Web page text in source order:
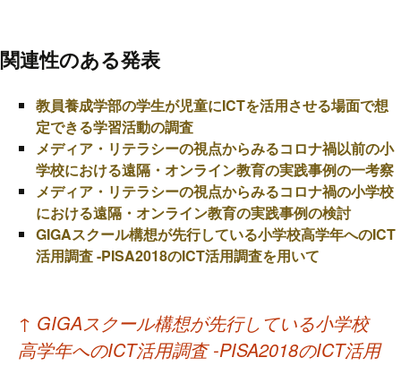
関連性のある発表
教員養成学部の学生が児童にICTを活用させる場面で想
定できる学習活動の調査
メディア・リテラシーの視点からみるコロナ禍以前の小
学校における遠隔・オンライン教育の実践事例の一考察
メディア・リテラシーの視点からみるコロナ禍の小学校
における遠隔・オンライン教育の実践事例の検討
GIGAスクール構想が先行している小学校高学年へのICT
活用調査 -PISA2018のICT活用調査を用いて
投
稿
↑ GIGAスクール構想が先行している小学校
高学年へのICT活用調査 -PISA2018のICT活用